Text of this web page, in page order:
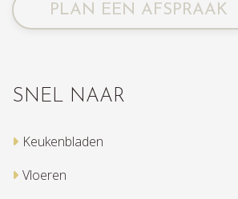
PLAN EEN AFSPRAAK
SNEL NAAR
Keukenbladen
Vloeren